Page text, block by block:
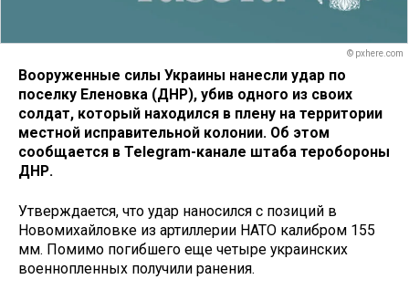
© pxhere.com
Вооруженные силы Украины нанесли удар по
поселку Еленовка (ДНР), убив одного из своих
солдат, который находился в плену на территории
местной исправительной колонии. Об этом
сообщается в Telegram-канале штаба теробороны
ДНР.
Утверждается, что удар наносился с позиций в
Новомихайловке из артиллерии НАТО калибром 155
мм. Помимо погибшего еще четыре украинских
военнопленных получили ранения.